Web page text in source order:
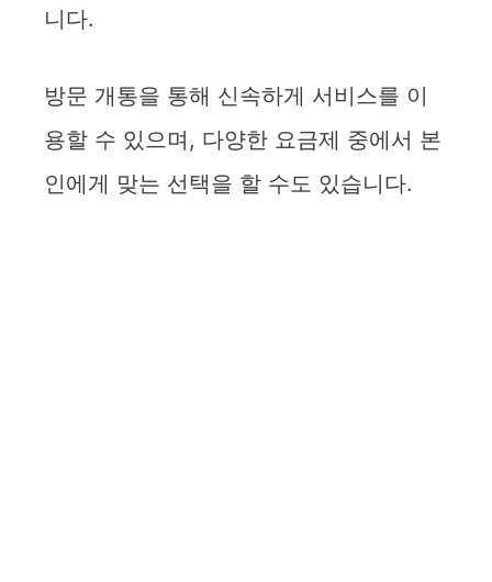
니다.
방문 개통을 통해 신속하게 서비스를 이
용할 수 있으며, 다양한 요금제 중에서 본
인에게 맞는 선택을 할 수도 있습니다.